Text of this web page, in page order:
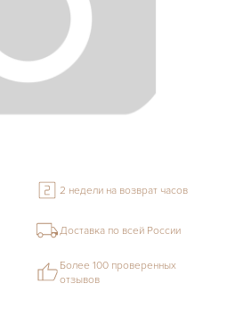
2 недели на возврат часов
Доставка по всей России
Более 100 проверенных
отзывов